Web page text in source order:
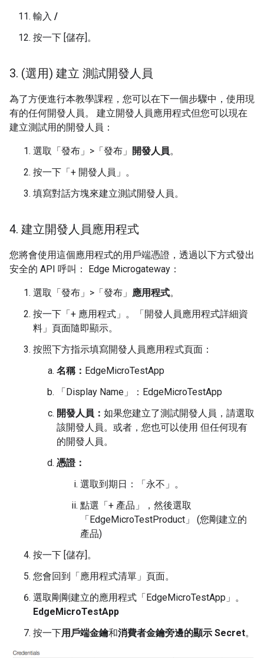
輸入 /
按一下 [儲存]。
3. (選用) 建立 測試開發人員
為了方便進行本教學課程，您可以在下一個步驟中，使用現
有的任何開發人員。 建立開發人員應用程式但您可以現在
建立測試用的開發人員：
選取「發布」>「發布」 開發人員。
按一下「+ 開發人員」 。
填寫對話方塊來建立測試開發人員。
4. 建立開發人員應用程式
您將會使用這個應用程式的用戶端憑證，透過以下方式發出
安全的 API 呼叫： Edge Microgateway：
選取「發布」>「發布」 應用程式。
按一下「+ 應用程式」 。「開發人員應用程式詳細資
料」頁面隨即顯示。
按照下方指示填寫開發人員應用程式頁面：
名稱： EdgeMicroTestApp
「Display Name」
：EdgeMicroTestApp
開發人員： 如果您建立了測試開發人員，請選取
該開發人員。或者，您也可以使用 但任何現有
的開發人員。
憑證：
選取到期日：
「永不」。
點選「+ 產品」
，然後選取
「EdgeMicroTestProduct」
(您剛建立的
產品)
按一下 [儲存]。
您會回到「應用程式清單」頁面。
選取剛剛建立的應用程式「EdgeMicroTestApp」。
EdgeMicroTestApp
按一下用戶端金鑰和消費者金鑰旁邊的顯示 Secret。